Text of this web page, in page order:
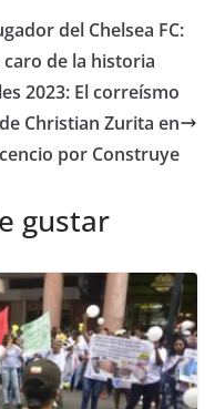
l e
dI
n
p
ar
tir
del Chelsea FC:
de la historia
2023: El correísmo
Christian Zurita en
por Construye
gustar